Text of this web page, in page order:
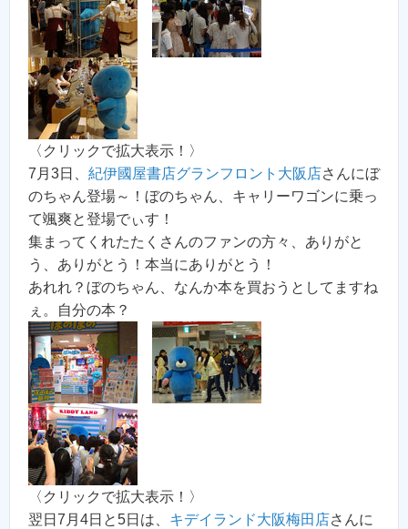
〈クリックで拡大表示！〉
7月3日、 紀伊國屋書店グランフロント大阪店さんにぼ
のちゃん登場～！ぼのちゃん、キャリーワゴンに乗っ
て颯爽と登場でぃす！
集まってくれたたくさんのファンの方々、ありがと
う、ありがとう！本当にありがとう！
あれれ？ぼのちゃん、なんか本を買おうとしてますね
ぇ。自分の本？
〈クリックで拡大表示！〉
翌日7月4日と5日は、 キデイランド大阪梅田店さんに